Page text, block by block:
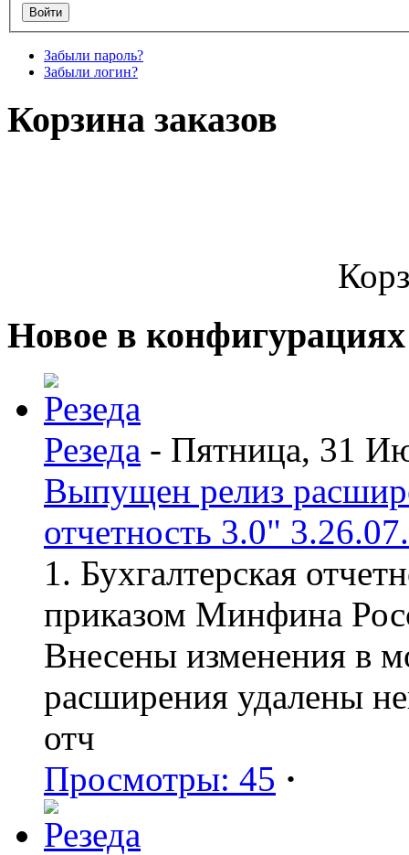
Забыли пароль?
Забыли логин?
Корзина заказов
Новое в конфигурациях
Резеда - Пятница, 31
Выпущен релиз
отчетность 3.0"
1. Бухгалтерская
приказом Минфина
Внесены изменения в
расширения удалены
отч
Просмотры: 45 ·